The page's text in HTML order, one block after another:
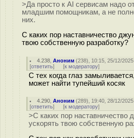
>Да просто к AI сервисам надо
младшим помощникам, а не
них.
С каких пор наставничество
твою собственную разработку?
4.238 ,Аноним (238), 10:15, 25/12/
[ответить] [к модератору]
С тех когда глаз
может найти тупейший косяк
4.290 ,Аноним (289), 19:40, 28/12/
[ответить] [к модератору]
>С каких пор наставничество
ускорять твою собственную